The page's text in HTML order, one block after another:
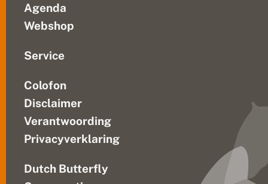
Agenda
Webshop
Service
Colofon
Disclaimer
Verantwoording
Privacyverklaring
Dutch Butterfly